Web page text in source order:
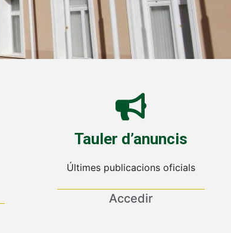
Tauler d’anuncis
Últimes publicacions oficials
Accedir